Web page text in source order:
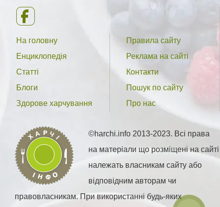
На головну
Енциклопедія
Статті
Блоги
Здорове харчування
Правила сайту
Реклама на сайті
Контакти
Пошук по сайту
Про нас
©harchi.info 2013-2023. Всі права
на матеріали що розміщені на сайті
належать власникам сайту або
відповідним авторам чи
правовласникам. При використанні будь-яких